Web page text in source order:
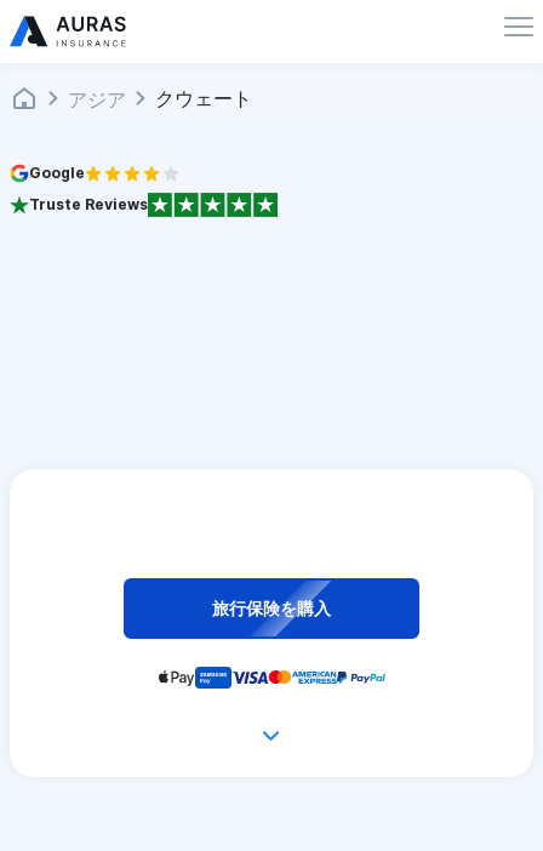
アジア クウェート
Google
Truste Reviews
旅行保険を購入